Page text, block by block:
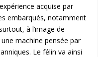
acquise par
embarqués, notamment
à l’image de
machine pensée par
Le félin va ainsi